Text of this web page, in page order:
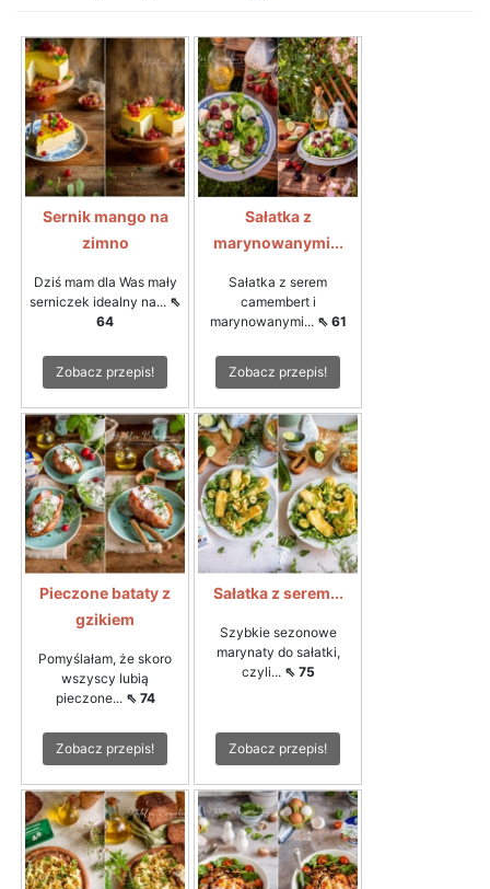
Sernik mango na
zimno
Dziś mam dla Was mały
serniczek idealny na... ⇖
64
Zobacz przepis!
Sałatka z
marynowanymi...
Sałatka z serem
camembert i
marynowanymi... ⇖ 61
Zobacz przepis!
Pieczone bataty z
gzikiem
Pomyślałam, że skoro
wszyscy lubią
pieczone... ⇖ 74
Zobacz przepis!
Sałatka z serem...
Szybkie sezonowe
marynaty do sałatki,
czyli... ⇖ 75
Zobacz przepis!